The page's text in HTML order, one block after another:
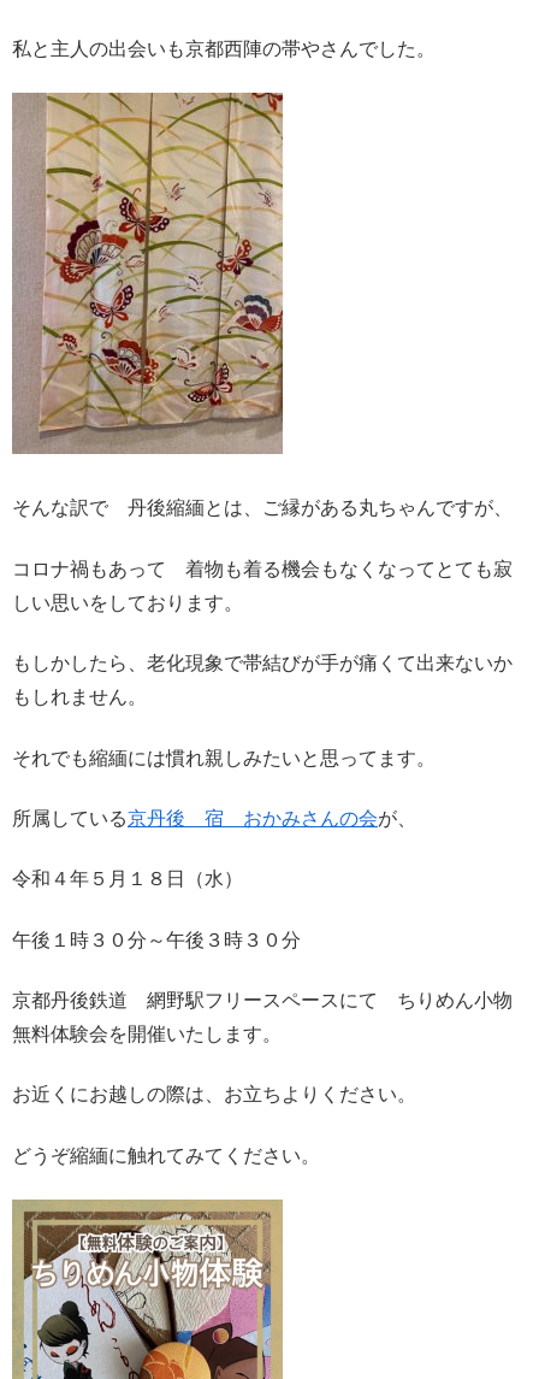
私と主人の出会いも京都西陣の帯やさんでした。
そんな訳で 丹後縮緬とは、ご縁がある丸ちゃんですが、
コロナ禍もあって 着物も着る機会もなくなってとても寂
しい思いをしております。
もしかしたら、老化現象で帯結びが手が痛くて出来ないか
もしれません。
それでも縮緬には慣れ親しみたいと思ってます。
所属している京丹後 宿 おかみさんの会が、
令和４年５月１８日（水）
午後１時３０分～午後３時３０分
京都丹後鉄道 網野駅フリースペースにて ちりめん小物
無料体験会を開催いたします。
お近くにお越しの際は、お立ちよりください。
どうぞ縮緬に触れてみてください。